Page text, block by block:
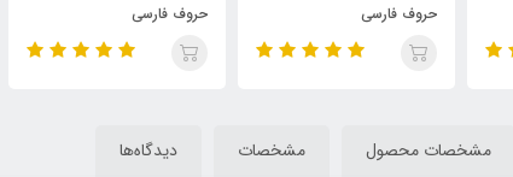
حروف فارسی
N
مشخصات محصول مشخصات دیدگاه‌ها